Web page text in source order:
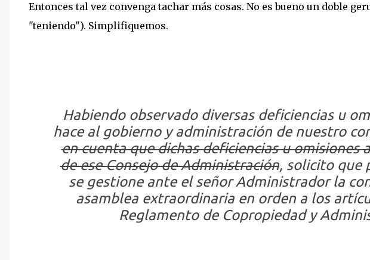
Entonces tal vez convenga tachar más cosas. No es bueno un doble
"teniendo"). Simplifiquemos.
Habiendo observado diversas deficiencias u
hace al gobierno y administración de nuestro
en cuenta que dichas deficiencias u omisiones
de ese Consejo de Administración, solicito que
se gestione ante el señor Administrador la
asamblea extraordinaria en orden a los
Reglamento de Copropiedad y